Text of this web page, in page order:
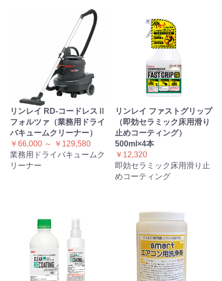
リンレイ RD-コードレスⅡ
フォルツァ（業務用ドライ
バキュームクリーナー）
￥66,000 ～ ￥129,580
業務用ドライバキュームク
リーナー
リンレイ ファストグリップ
（即効セラミック床用滑り
止めコーティング）
500ml×4本
￥12,320
即効セラミック床用滑り止
めコーティング